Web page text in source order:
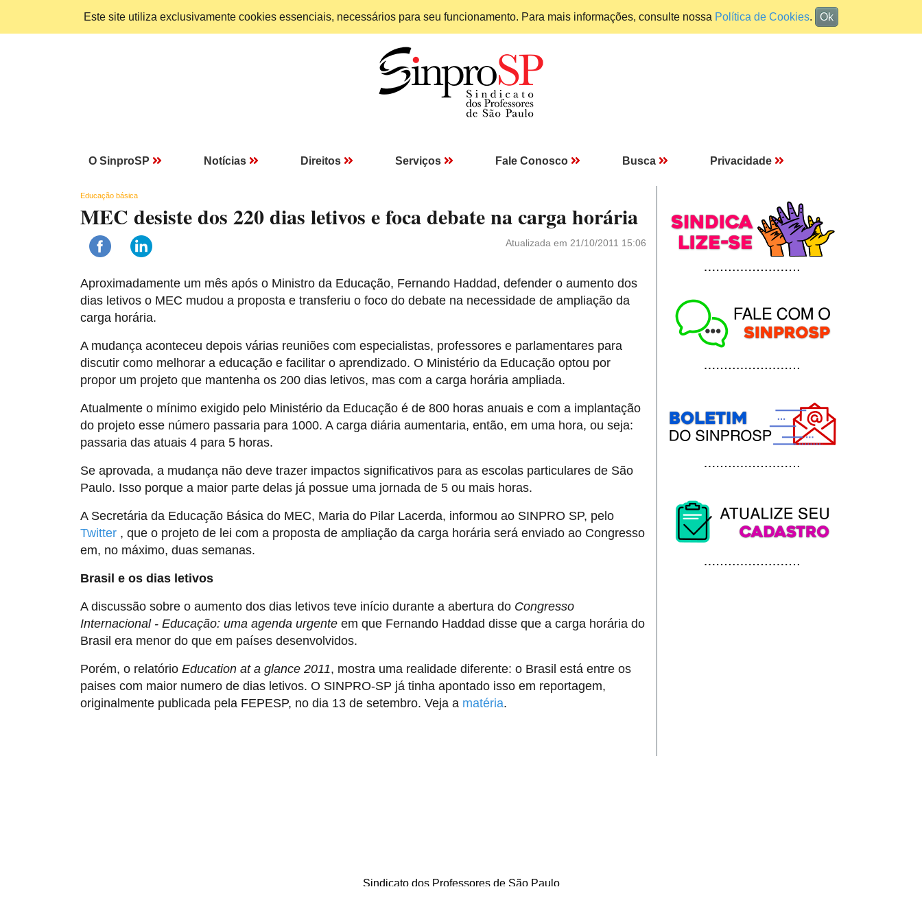
Este site utiliza exclusivamente cookies essenciais, necessários para seu funcionamento. Para mais informações, consulte nossa Política de Cookies. Ok
O SinproSP Notícias Direitos Serviços Fale Conosco Busca Privacidade
Educação básica
MEC desiste dos 220 dias letivos e foca debate na carga horária
Atualizada em 21/10/2011 15:06
Aproximadamente um mês após o Ministro da Educação, Fernando Haddad, defender o aumento dos
dias letivos o MEC mudou a proposta e transferiu o foco do debate na necessidade de ampliação da
carga horária.
A mudança aconteceu depois várias reuniões com especialistas, professores e parlamentares para
discutir como melhorar a educação e facilitar o aprendizado. O Ministério da Educação optou por
propor um projeto que mantenha os 200 dias letivos, mas com a carga horária ampliada.
Atualmente o mínimo exigido pelo Ministério da Educação é de 800 horas anuais e com a implantação
do projeto esse número passaria para 1000. A carga diária aumentaria, então, em uma hora, ou seja:
passaria das atuais 4 para 5 horas.
Se aprovada, a mudança não deve trazer impactos significativos para as escolas particulares de São
Paulo. Isso porque a maior parte delas já possue uma jornada de 5 ou mais horas.
A Secretária da Educação Básica do MEC, Maria do Pilar Lacerda, informou ao SINPRO SP, pelo
Twitter , que o projeto de lei com a proposta de ampliação da carga horária será enviado ao Congresso
em, no máximo, duas semanas.
Brasil e os dias letivos
A discussão sobre o aumento dos dias letivos teve início durante a abertura do Congresso
Internacional - Educação: uma agenda urgente em que Fernando Haddad disse que a carga horária do
Brasil era menor do que em países desenvolvidos.
Porém, o relatório Education at a glance 2011, mostra uma realidade diferente: o Brasil está entre os
paises com maior numero de dias letivos. O SINPRO-SP já tinha apontado isso em reportagem,
originalmente publicada pela FEPESP, no dia 13 de setembro. Veja a matéria.
Sindicato dos Professores de São Paulo